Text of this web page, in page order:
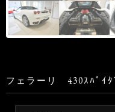
フェラーリ 430ｽﾊﾟｲﾀ